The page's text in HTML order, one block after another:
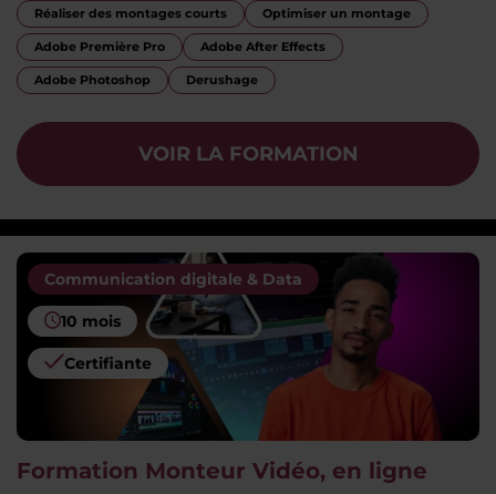
Réaliser des montages courts Optimiser un montage
Adobe Première Pro Adobe After Effects
Adobe Photoshop Derushage
VOIR LA FORMATION
Communication digitale & Data
10 mois
Certifiante
Formation Monteur Vidéo, en ligne